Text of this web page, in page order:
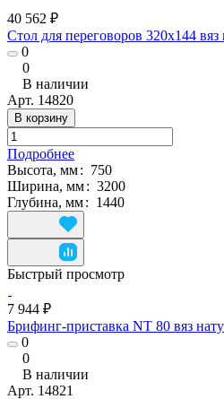
40 562 ₽
Стол для переговоров 320х144
0
0
В наличии
Арт. 14820
В корзину
Подробнее
Высота, мм: 750
Ширина, мм: 3200
Глубина, мм: 1440
Быстрый просмотр
7 944 ₽
Брифинг-приставка NT 80 вяз
0
0
В наличии
Арт. 14821